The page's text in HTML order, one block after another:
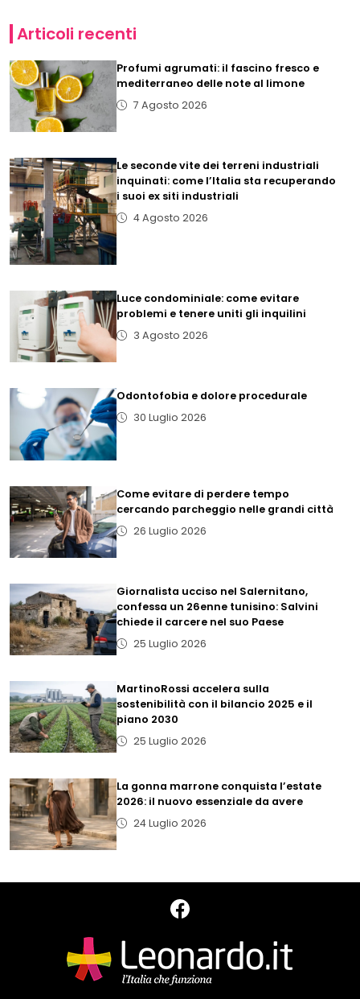
Articoli recenti
Profumi agrumati: il fascino fresco e
mediterraneo delle note al limone
7 Agosto 2026
Le seconde vite dei terreni industriali
inquinati: come l’Italia sta recuperando
i suoi ex siti industriali
4 Agosto 2026
Luce condominiale: come evitare
problemi e tenere uniti gli inquilini
3 Agosto 2026
Odontofobia e dolore procedurale
30 Luglio 2026
Come evitare di perdere tempo
cercando parcheggio nelle grandi città
26 Luglio 2026
Giornalista ucciso nel Salernitano,
confessa un 26enne tunisino: Salvini
chiede il carcere nel suo Paese
25 Luglio 2026
MartinoRossi accelera sulla
sostenibilità con il bilancio 2025 e il
piano 2030
25 Luglio 2026
La gonna marrone conquista l’estate
2026: il nuovo essenziale da avere
24 Luglio 2026